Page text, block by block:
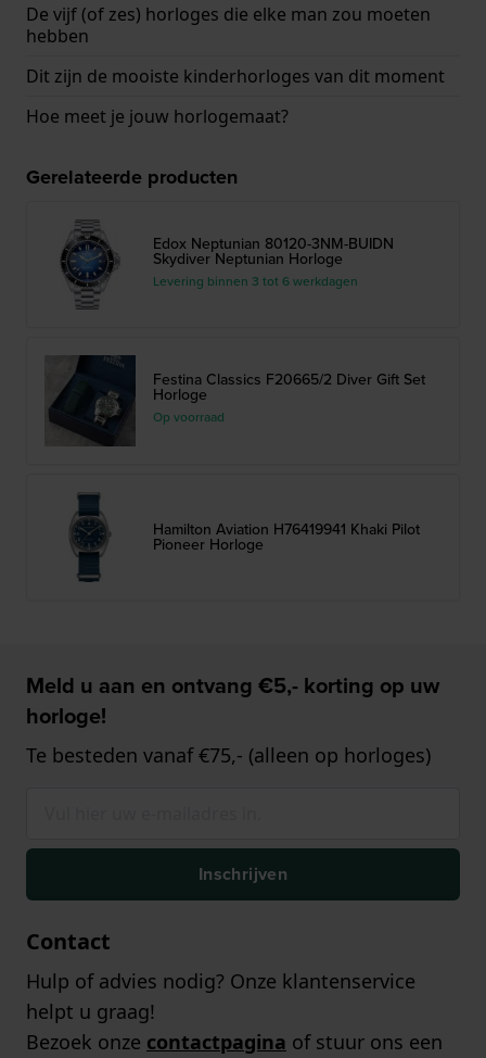
De vijf (of zes) horloges die elke man zou moeten
hebben
Dit zijn de mooiste kinderhorloges van dit moment
Hoe meet je jouw horlogemaat?
Gerelateerde producten
Edox Neptunian 80120-3NM-BUIDN
Skydiver Neptunian Horloge
Levering binnen 3 tot 6 werkdagen
Festina Classics F20665/2 Diver Gift Set
Horloge
Op voorraad
Hamilton Aviation H76419941 Khaki Pilot
Pioneer Horloge
Meld u aan en ontvang €5,- korting op uw
horloge!
Te besteden vanaf €75,- (alleen op horloges)
Inschrijven
Contact
Hulp of advies nodig? Onze klantenservice
helpt u graag!
Bezoek onze contactpagina of stuur ons een